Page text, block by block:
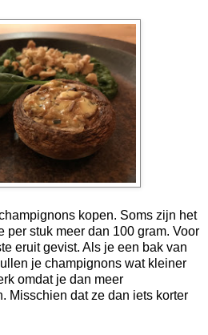
kopen. Soms zijn het
per stuk meer dan 100 gram. Voor
eruit gevist. Als je een bak van
je champignons wat kleiner
omdat je dan meer
Misschien dat ze dan iets korter